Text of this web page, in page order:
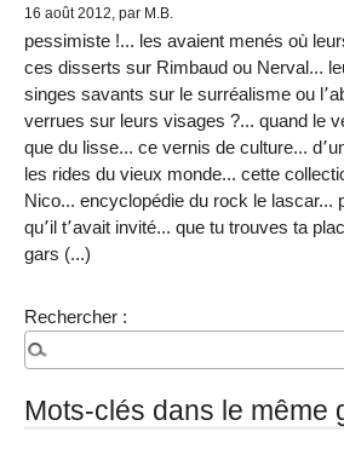
16 août 2012, par M.B.
pessimiste !... les avaient menés où
ces disserts sur Rimbaud ou Nerval...
singes savants sur le surréalisme ou
verrues sur leurs visages ?... quand le
que du lisse... ce vernis de culture...
les rides du vieux monde... cette
Nico... encyclopédie du rock le lascar...
qu՚il t՚avait invité... que tu trouves ta
gars (...)
Rechercher :
Mots-clés dans le même